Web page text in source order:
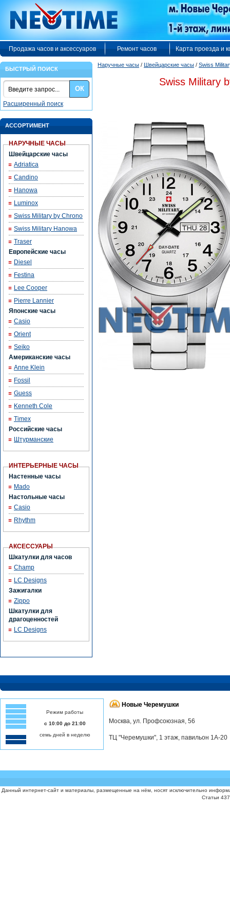
Продажа часов и аксессуаров Ремонт часов Карта проезда и
БЫСТРЫЙ ПОИСК
ОК
Расширенный поиск
АССОРТИМЕНТ
НАРУЧНЫЕ ЧАСЫ
Швейцарские часы
Adriatica
Candino
Hanowa
Luminox
Swiss Military by Chrono
Swiss Military Hanowa
Traser
Европейские часы
Diesel
Festina
Lee Cooper
Pierre Lannier
Японские часы
Casio
Orient
Seiko
Американские часы
Anne Klein
Fossil
Guess
Kenneth Cole
Timex
Российские часы
Штурманские
ИНТЕРЬЕРНЫЕ ЧАСЫ
Настенные часы
Mado
Настольные часы
Casio
Rhythm
АКСЕССУАРЫ
Шкатулки для часов
Champ
LC Designs
Зажигалки
Zippo
Шкатулки для
драгоценностей
LC Designs
Наручные часы / Швейцарские часы / Swiss
Swiss Military
Режим работы
с 10:00 до 21:00
семь дней в неделю
Новые Черемушки
Москва, ул. Профсоюзная, 56
ТЦ "Черемушки", 1 этаж, павильон 1А-20
Данный интернет-сайт и материалы, размещенные на нём, носят исключительно
Статьи